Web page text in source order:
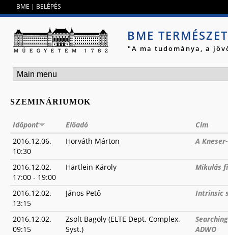
BME | BELÉPÉS
BME
"A ma tudománya, a
SZEMINÁRIUMOK
Időpont Előadó
Cím
2016.12.06.
10:30
Horváth Márton A
2016.12.02.
17:00 - 19:00
Härtlein Károly Mikulás
2016.12.02.
13:15
János Pető Intrinsic
2016.12.02.
09:15
Zsolt Bagoly (ELTE Dept. Complex.
Syst.)
ADWO